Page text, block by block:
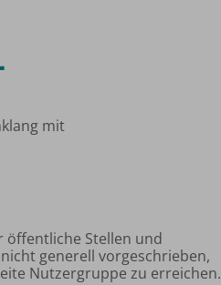
mit
öffentliche Stellen und
generell vorgeschrieben,
Nutzergruppe zu erreichen.